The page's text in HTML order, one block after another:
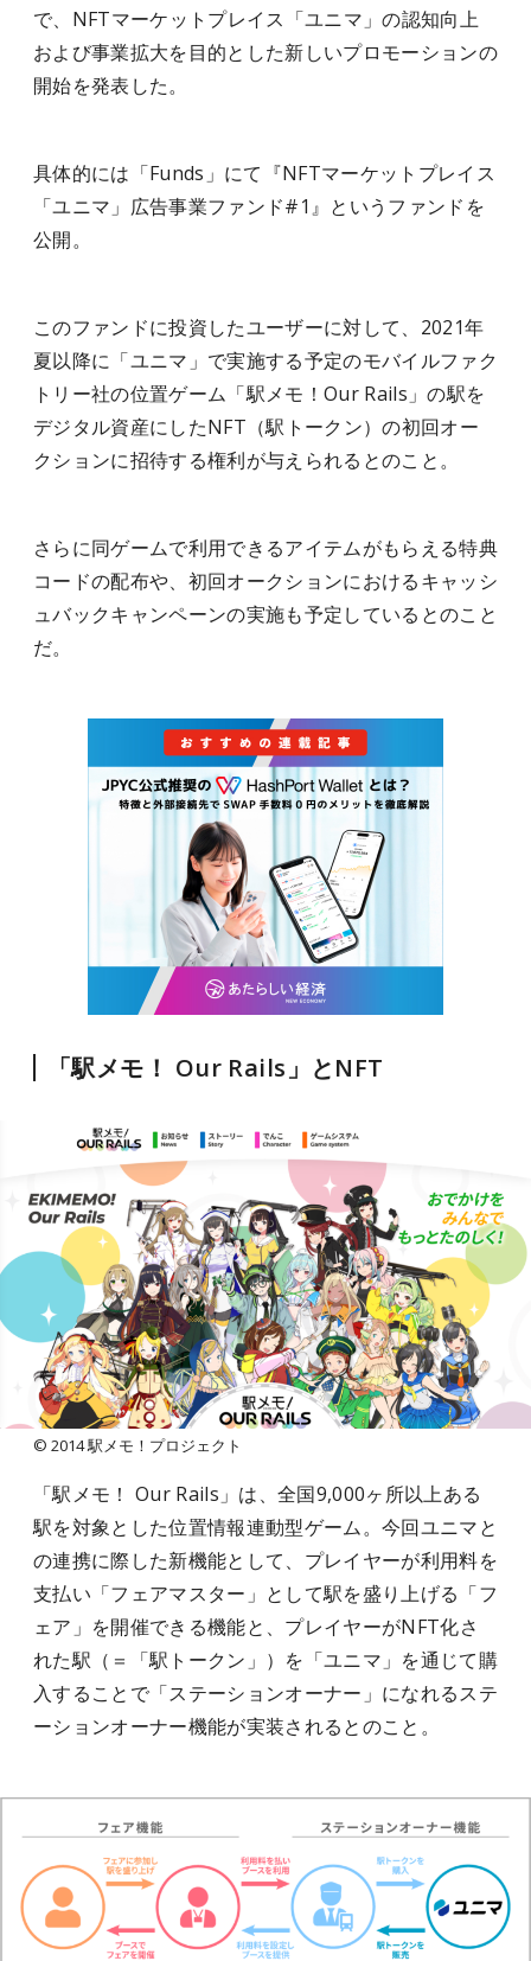
で、NFTマーケットプレイス「ユニマ」の認知向上
および事業拡大を目的とした新しいプロモーションの
開始を発表した。
具体的には「Funds」にて『NFTマーケットプレイス
「ユニマ」広告事業ファンド#1』というファンドを
公開。
このファンドに投資したユーザーに対して、2021年
夏以降に「ユニマ」で実施する予定のモバイルファク
トリー社の位置ゲーム「駅メモ！Our Rails」の駅を
デジタル資産にしたNFT（駅トークン）の初回オー
クションに招待する権利が与えられるとのこと。
さらに同ゲームで利用できるアイテムがもらえる特典
コードの配布や、初回オークションにおけるキャッシ
ュバックキャンペーンの実施も予定しているとのこと
だ。
「駅メモ！ Our Rails」とNFT
© 2014 駅メモ！プロジェクト
「駅メモ！ Our Rails」は、全国9,000ヶ所以上ある
駅を対象とした位置情報連動型ゲーム。今回ユニマと
の連携に際した新機能として、プレイヤーが利用料を
支払い「フェアマスター」として駅を盛り上げる「フ
ェア」を開催できる機能と、プレイヤーがNFT化さ
れた駅（＝「駅トークン」）を「ユニマ」を通じて購
入することで「ステーションオーナー」になれるステ
ーションオーナー機能が実装されるとのこと。